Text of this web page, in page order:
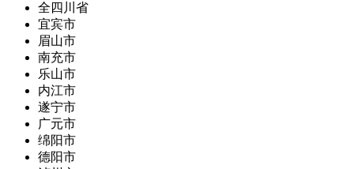
全四川省
宜宾市
眉山市
南充市
乐山市
内江市
遂宁市
广元市
绵阳市
德阳市